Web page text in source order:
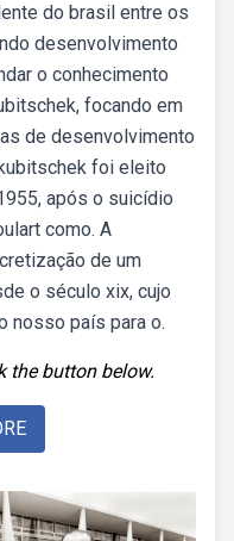
do brasil entre os
desenvolvimento
o conhecimento
focando em
de desenvolvimento
foi eleito
após o suicídio
como. A
de um
o século xix, cujo
nosso país para o.
the button below.